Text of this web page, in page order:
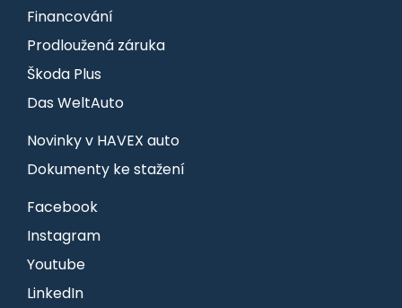
Financování
Prodloužená záruka
Škoda Plus
Das WeltAuto
Novinky v HAVEX auto
Dokumenty ke stažení
Facebook
Instagram
Youtube
LinkedIn